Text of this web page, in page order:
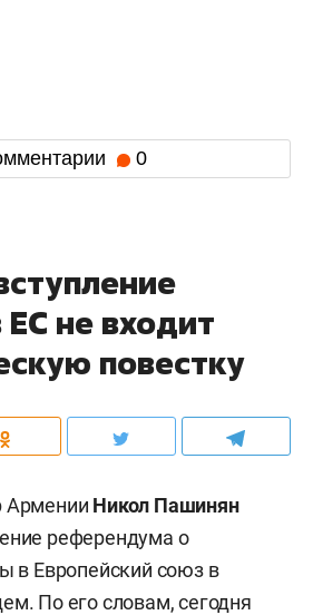
0
не входит
повестку
Армении Никол Пашинян
референдума о
в Европейский союз в
По его словам, сегодня